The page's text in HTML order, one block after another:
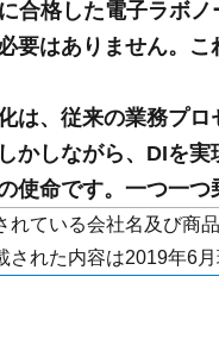
合格した電子ラボ
要はありません。
は、従来の業務プ
かしながら、DIを
使命です。一つ一つ
れている会社名及び商
された内容は2019年6月